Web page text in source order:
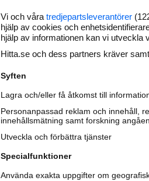
Vi och våra tredjepartsleverantörer
hjälp av cookies och
hjälp av informationen kan vi utveckla
Hitta.se och dess partners kräver
Syften
Lagra och/eller få åtkomst till
Personanpassad reklam och innehåll,
innehållsmätning samt forskning
Utveckla och förbättra tjänster
Specialfunktioner
Använda exakta uppgifter om